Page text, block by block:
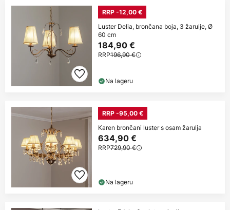
RRP -12,00 €
Luster Delia, brončana boja, 3 žarulje, Ø
60 cm
184,90 €
RRP196,90 €
Na lageru
RRP -95,00 €
Karen brončani luster s osam žarulja
634,90 €
RRP729,90 €
Na lageru